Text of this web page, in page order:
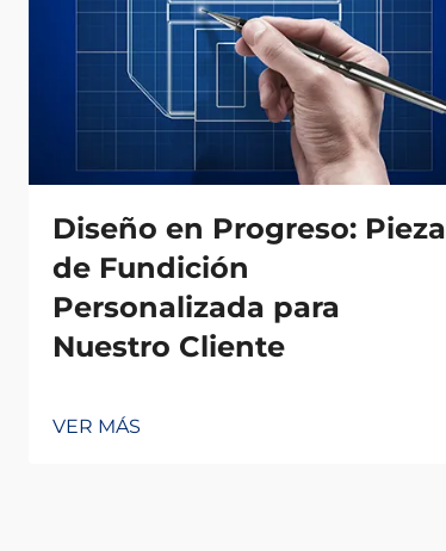
Diseño en Progreso: Pieza
de Fundición
Personalizada para
Nuestro Cliente
VER MÁS